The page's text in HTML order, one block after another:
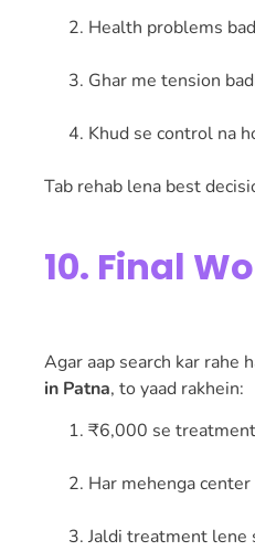
Health problems
Ghar me tension
Khud se control na
Tab rehab lena best
10. Final
Agar aap search kar rahe
in Patna, to yaad rakhein:
₹6,000 se
Har mehenga
Jaldi treatment lene